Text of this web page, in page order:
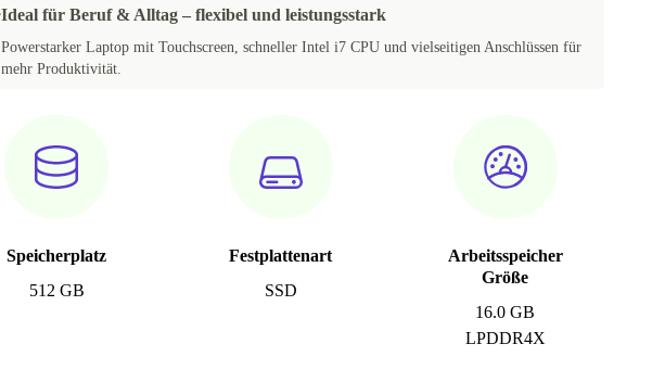
Ideal für Beruf & Alltag – flexibel und leistungsstark
Powerstarker Laptop mit Touchscreen, schneller Intel i7 CPU und vielseitigen Anschlüssen für
mehr Produktivität.
Speicherplatz
512 GB
Festplattenart
SSD
Arbeitsspeicher
Größe
16.0 GB
LPDDR4X